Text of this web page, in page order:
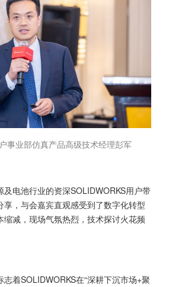
事业部仿真产品高级技术经理彭军
及电池行业的资深SOLIDWORKS用户带
享，与会嘉宾直观感受到了数字化转型
缩减，现场气氛热烈，技术探讨火花频
着SOLIDWORKS在“深耕下沉市场+聚